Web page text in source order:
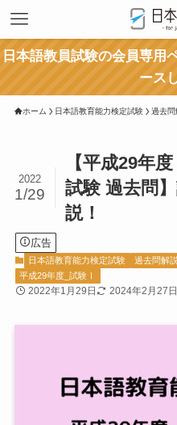
日本語教員試験の会員専用
ース
ホーム 日本語教育能力検定試験 過去問
【平成29年
試験 過去問
説！
2022
1/29
広告
日本語教育能力検定試験 過去問解説
平成29年度_試験Ⅰ
2022年1月29日 2024年2月27日